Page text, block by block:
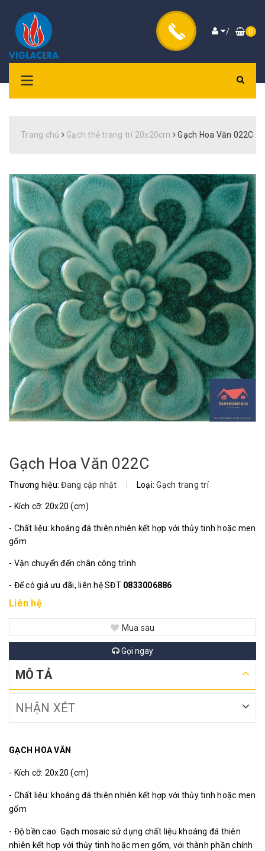
/ 0
Trang chủ Gạch thẻ trang trí 20x20cm Gạch Hoa Văn 022C
Gạch Hoa Văn 022C
Thương hiệu:Đang cập nhật Loại:Gạch trang trí
- Kích cỡ: 20x20 (cm)
- Chất liệu: khoáng đá thiên nhiên kết hợp với thủy tinh hoặc men
gốm
- Vận chuyển đến chân công trình
- Để có giá ưu đãi, liên hệ SĐT 0833006886
Liên hệ
Mua sau
Gọi ngay
MÔ TẢ
NHẬN XÉT
GẠCH HOA VĂN
- Kích cỡ: 20x20 (cm)
- Chất liệu: khoáng đá thiên nhiên kết hợp với thủy tinh hoặc men
gốm
- Độ bền cao: Gạch mosaic sử dụng chất liệu khoáng đá thiên
nhiên kết hợp với thủy tinh hoặc men gốm, với thành phần chính